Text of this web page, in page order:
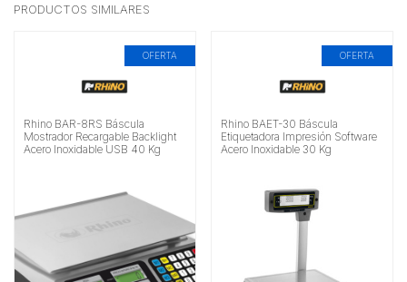
PRODUCTOS SIMILARES
OFERTA
Rhino BAR-8RS Báscula
Mostrador Recargable Backlight
Acero Inoxidable USB 40 Kg
OFERTA
Rhino BAET-30 Báscula
Etiquetadora Impresión Software
Acero Inoxidable 30 Kg